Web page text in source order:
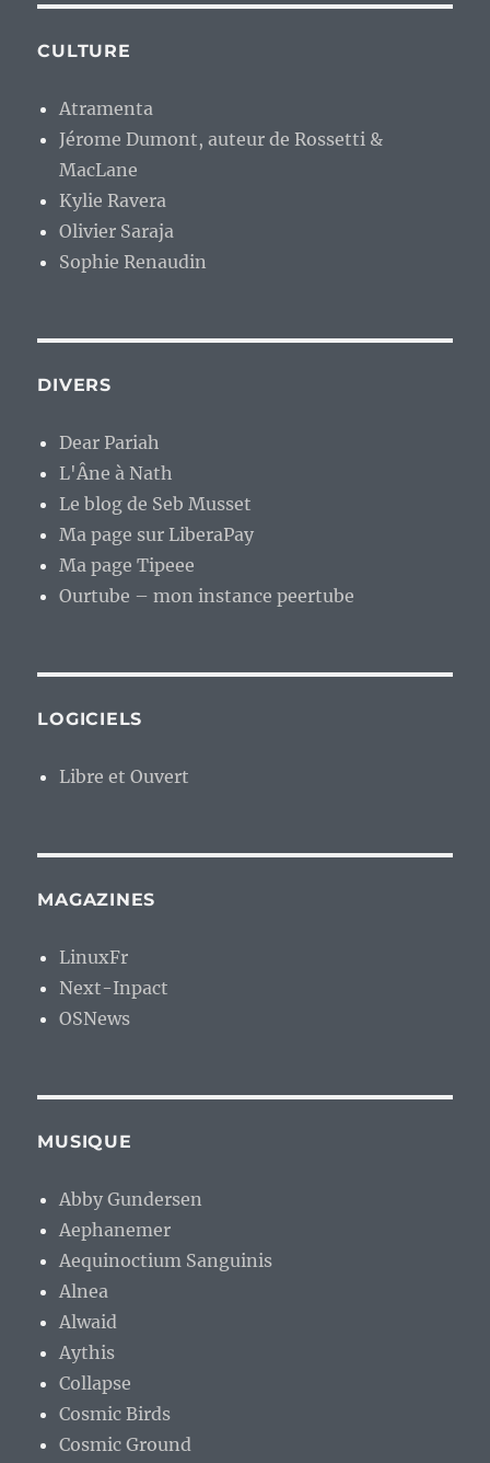
CULTURE
Atramenta
Jérome Dumont, auteur de Rossetti &
MacLane
Kylie Ravera
Olivier Saraja
Sophie Renaudin
DIVERS
Dear Pariah
L'Âne à Nath
Le blog de Seb Musset
Ma page sur LiberaPay
Ma page Tipeee
Ourtube – mon instance peertube
LOGICIELS
Libre et Ouvert
MAGAZINES
LinuxFr
Next-Inpact
OSNews
MUSIQUE
Abby Gundersen
Aephanemer
Aequinoctium Sanguinis
Alnea
Alwaid
Aythis
Collapse
Cosmic Birds
Cosmic Ground